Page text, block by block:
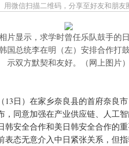
用微信扫描二维码，分享至好友和朋友
片显示，求学时曾任乐队鼓手的
国总统李在明（左）安排合作打
示双方默契和友好。（网上图片
13日）在家乡奈良县的首府奈良
，同意加强在产业供应链、人工
韩安全合作和美日韩安全合作的
表态无意介入中日紧张关系，但